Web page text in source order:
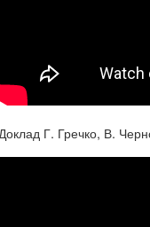
Доклад Г. Гречко, В.